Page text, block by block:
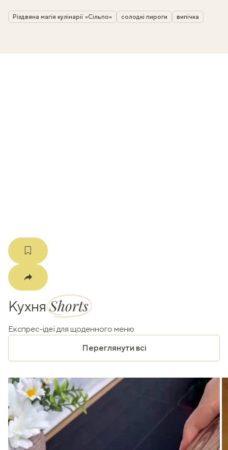
Різдвяна магія кулінарії «Сільпо» солодкі пироги випічка
КухняShorts
Експрес-ідеї для щоденного меню
Переглянути всі